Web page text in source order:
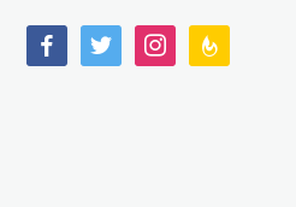
facebooktwitterinstagramfeedburner